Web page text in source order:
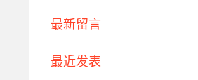
最新留言
最近发表